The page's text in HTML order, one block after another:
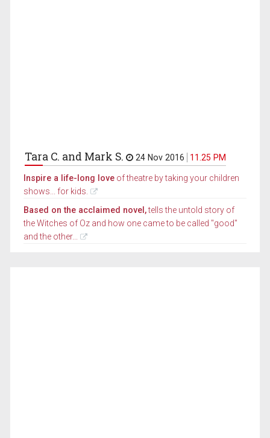
Tara C. and Mark S. 24 Nov 2016 11.25 PM
Inspire a life-long love of theatre by taking your children
shows... for kids.
Based on the acclaimed novel,tells the untold story of
the Witches of Oz and how one came to be called "good"
and the other...